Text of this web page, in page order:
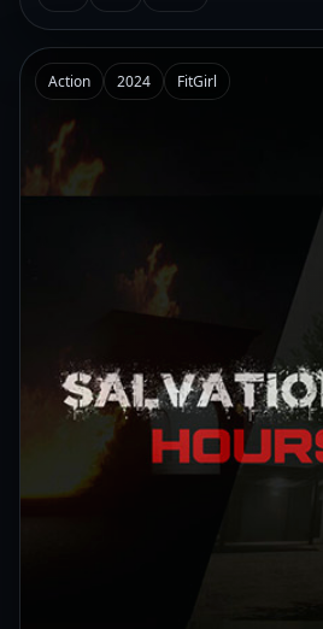
Action 2024 FitGirl